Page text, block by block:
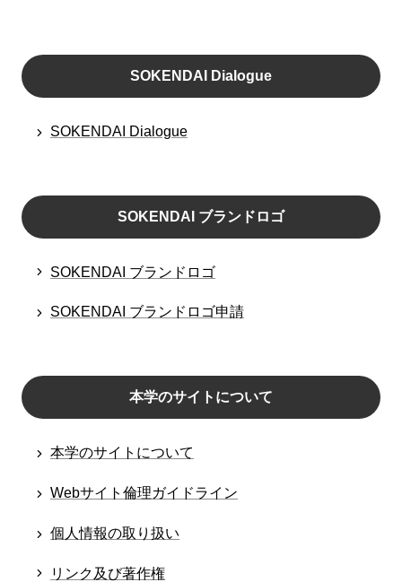
SOKENDAI Dialogue
SOKENDAI Dialogue
SOKENDAI ブランドロゴ
SOKENDAI ブランドロゴ
SOKENDAI ブランドロゴ申請
本学のサイトについて
本学のサイトについて
Webサイト倫理ガイドライン
個人情報の取り扱い
リンク及び著作権